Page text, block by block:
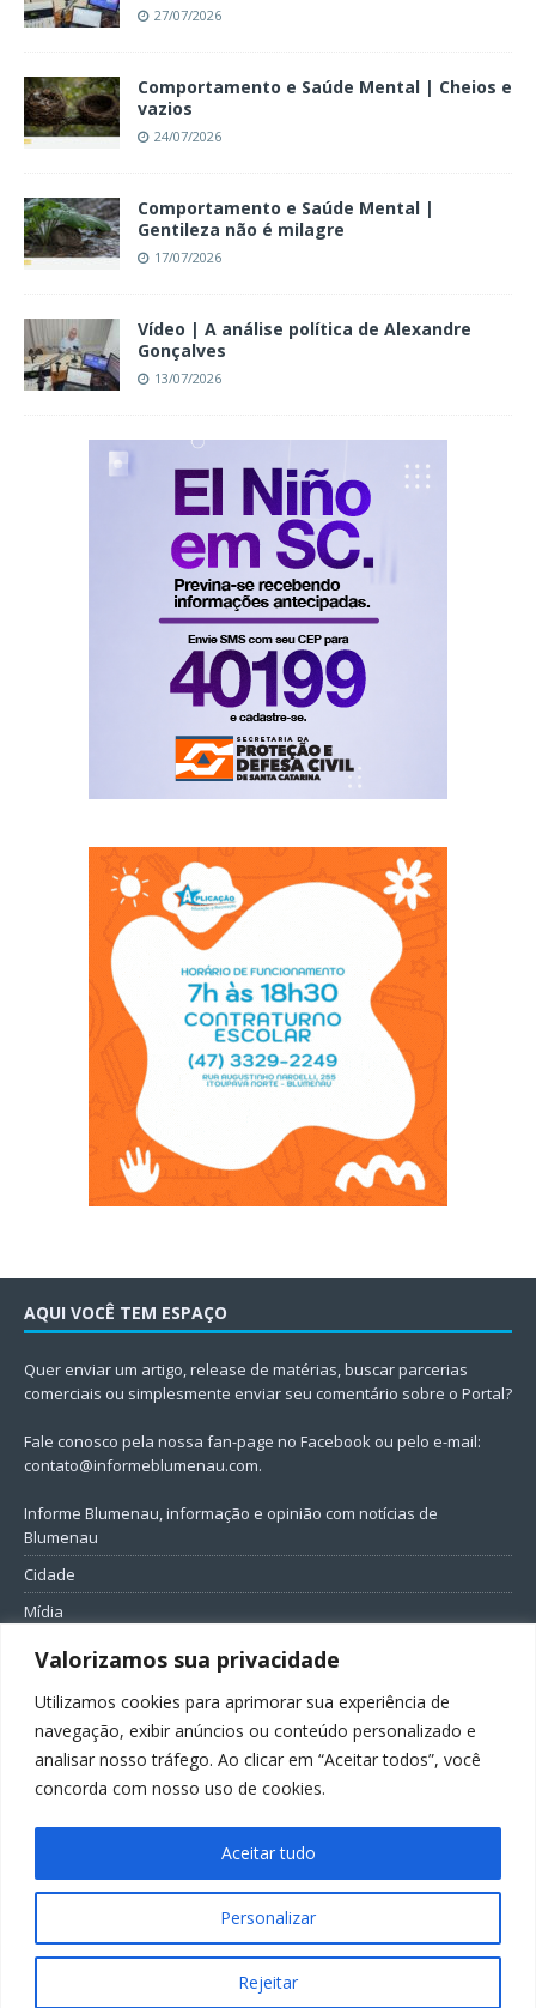
Valorizamos sua privacidade
Utilizamos cookies para aprimorar sua experiência de
navegação, exibir anúncios ou conteúdo personalizado e
analisar nosso tráfego. Ao clicar em “Aceitar todos”, você
concorda com nosso uso de cookies.
Personalizar
Rejeitar
Aceitar tudo
27/07/2026
Comportamento e Saúde Mental | Cheios e
vazios
24/07/2026
Comportamento e Saúde Mental |
Gentileza não é milagre
17/07/2026
Vídeo | A análise política de Alexandre
Gonçalves
13/07/2026
AQUI VOCÊ TEM ESPAÇO
Quer enviar um artigo, release de matérias, buscar parcerias
comerciais ou simplesmente enviar seu comentário sobre o Portal?
Fale conosco pela nossa fan-page no Facebook ou pelo e-mail:
contato@informeblumenau.com.
Informe Blumenau, informação e opinião com notícias de
Blumenau
Cidade
Mídia
Entretenimento
Política
Todos os direitos reservados ao Informe Blumenau